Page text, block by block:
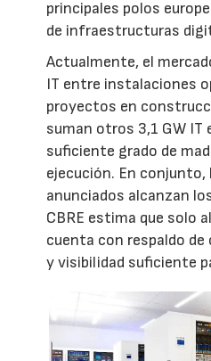
principales polos
de infraestructuras
Actualmente, el
IT entre instalaciones
proyectos en
suman otros 3,1 GW IT
suficiente grado de
ejecución. En
anunciados alcanzan
CBRE estima que solo
cuenta con respaldo
y visibilidad suficiente